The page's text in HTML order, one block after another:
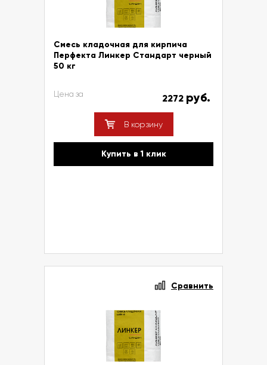
Смесь кладочная для кирпича
Перфекта Линкер Стандарт черный
50 кг
Цена за 2272 руб.
В корзину
Купить в 1 клик
Сравнить